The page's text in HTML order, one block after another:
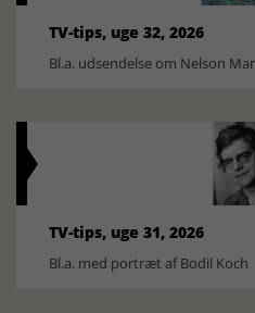
TV-tips, uge 32, 2026
Bl.a. udsendelse om Nelson
TV-tips, uge 31, 2026
Bl.a. med portræt af Bodil Koch